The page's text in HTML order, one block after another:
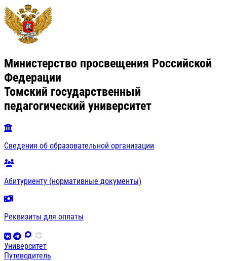
Министерство просвещения Российской
Федерации
Томский государственный
педагогический университет
Сведения об образовательной организации
Абитуриенту (нормативные документы)
Реквизиты для оплаты
Университет
Путеводитель